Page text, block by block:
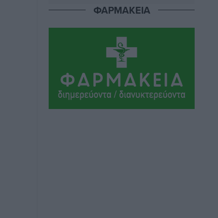
βάσανα της προετοιμασίας
πριν 5 ώρες
Εθνικός Αρχίπολης: Μεγάλο βήμα
προόδου η ίδρυση Ακαδημίας
ΦΑΡΜΑΚΕΙΑ